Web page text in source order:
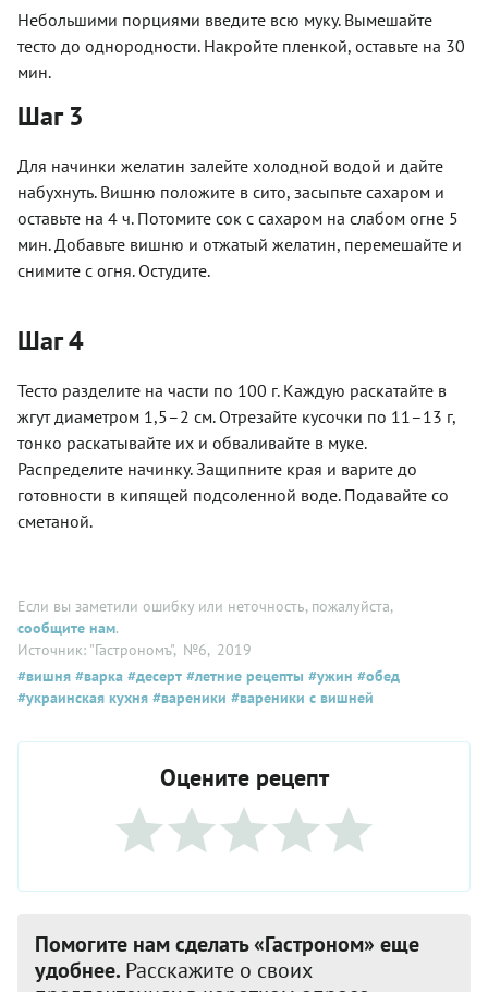
Небольшими порциями введите всю муку. Вымешайте
тесто до однородности. Накройте пленкой, оставьте на 30
мин.
Шаг 3
Для начинки желатин залейте холодной водой и дайте
набухнуть. Вишню положите в сито, засыпьте сахаром и
оставьте на 4 ч. Потомите сок с сахаром на слабом огне 5
мин. Добавьте вишню и отжатый желатин, перемешайте и
снимите с огня. Остудите.
Шаг 4
Тесто разделите на части по 100 г. Каждую раскатайте в
жгут диаметром 1,5–2 см. Отрезайте кусочки по 11–13 г,
тонко раскатывайте их и обваливайте в муке.
Распределите начинку. Защипните края и варите до
готовности в кипящей подсоленной воде. Подавайте со
сметаной.
Если вы заметили ошибку или неточность, пожалуйста,
сообщите нам.
Источник: "Гастрономъ", №6, 2019
#вишня #варка #десерт #летние рецепты #ужин #обед
#украинская кухня #вареники #вареники с вишней
Оцените рецепт
Помогите нам сделать «Гастроном» еще
удобнее. Расскажите о своих